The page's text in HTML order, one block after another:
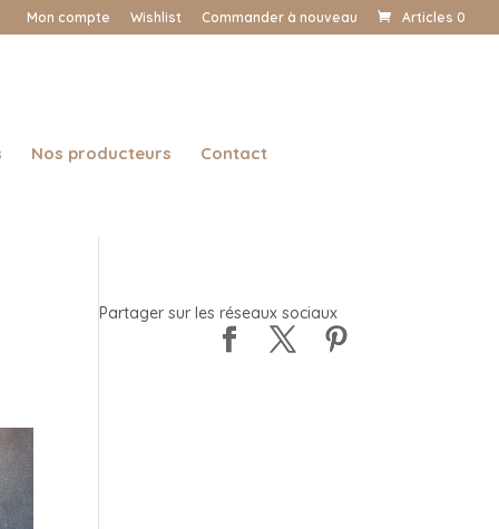
Mon compte Wishlist Commander à nouveau Articles 0
Nos producteurs Contact
Partager sur les réseaux sociaux